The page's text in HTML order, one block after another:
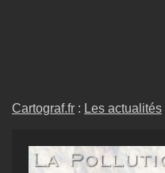
Cartograf.fr : Les actualités